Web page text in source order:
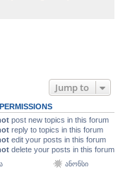
Jump to
post new topics in this forum
reply to topics in this forum
edit your posts in this forum
delete your posts in this forum
ანონსი